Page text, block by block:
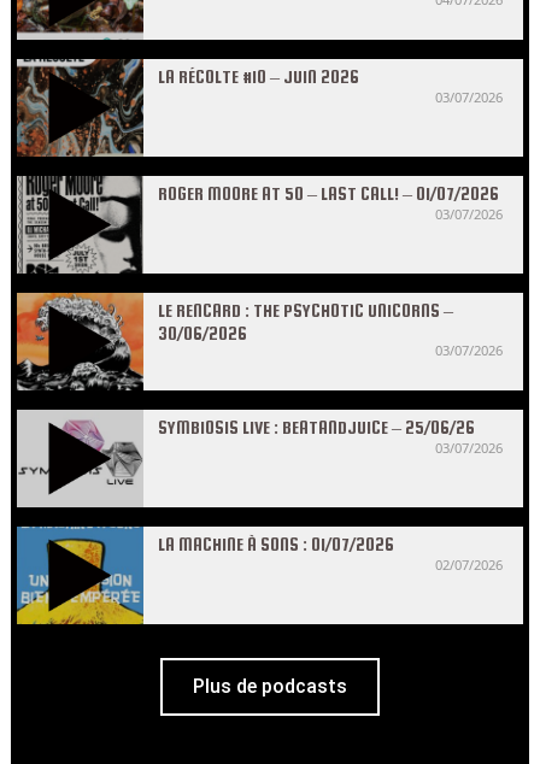
LA RÉCOLTE #10 – JUIN 2026
03/07/2026
ROGER MOORE AT 50 – LAST CALL! – 01/07/2026
03/07/2026
LE RENCARD : THE PSYCHOTIC UNICORNS –
30/06/2026
03/07/2026
SYMBIOSIS LIVE : BEATANDJUICE – 25/06/26
03/07/2026
LA MACHINE À SONS : 01/07/2026
02/07/2026
Plus de podcasts